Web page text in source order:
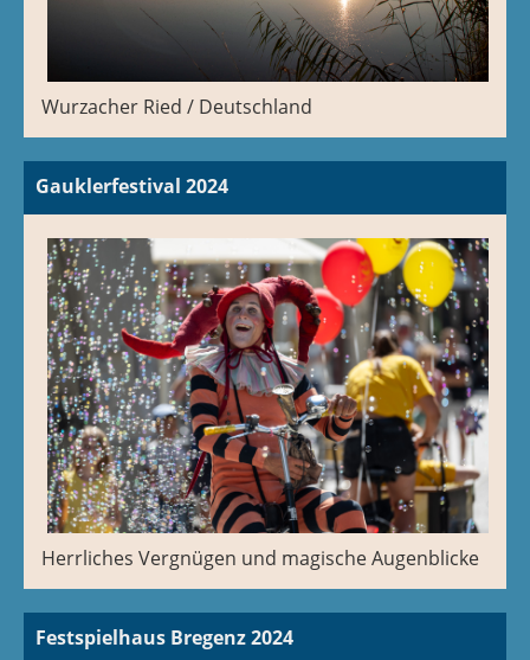
Wurzacher Ried / Deutschland
Gauklerfestival 2024
Herrliches Vergnügen und magische Augenblicke
Festspielhaus Bregenz 2024